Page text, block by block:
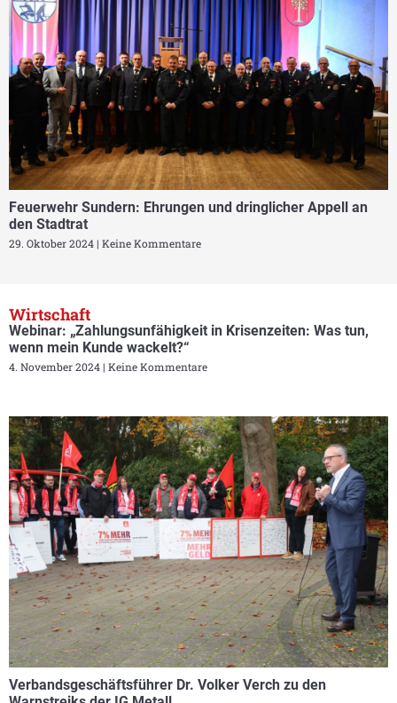
Feuerwehr Sundern: Ehrungen und dringlicher Appell an
den Stadtrat
29. Oktober 2024 Keine Kommentare
Wirtschaft
Webinar: „Zahlungsunfähigkeit in Krisenzeiten: Was tun,
wenn mein Kunde wackelt?“
4. November 2024 Keine Kommentare
Verbandsgeschäftsführer Dr. Volker Verch zu den